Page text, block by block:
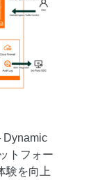
トフォー
験を向上